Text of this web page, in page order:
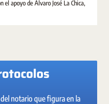
el apoyo de Álvaro José La Chica,
notario que figura en la